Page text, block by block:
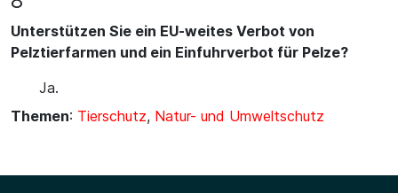
Unterstützen Sie ein EU-weites Verbot von
Pelztierfarmen und ein Einfuhrverbot für Pelze?
Ja.
Themen: Tierschutz, Natur- und Umweltschutz